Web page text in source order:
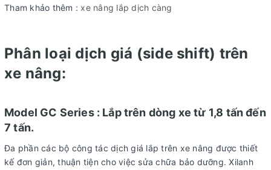
Tham khảo thêm : xe nâng lắp dịch càng
Phân loại dịch giá (side shift) trên
xe nâng:
Model GC Series : Lắp trên dòng xe từ 1,8 tấn đến
7 tấn.
Đa phần các bộ công tác dịch giá lắp trên xe nâng được thiết
kế đơn giản, thuận tiện cho việc sửa chữa bảo dưỡng. Xilanh